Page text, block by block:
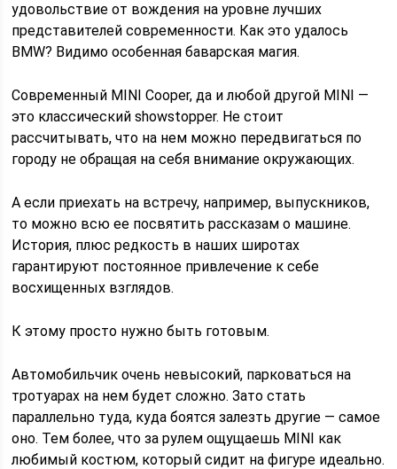
удовольствие от вождения на уровне лучших
представителей современности. Как это удалось
BMW? Видимо особенная баварская магия.
Современный MINI Cooper, да и любой другой MINI —
это классический showstopper. Не стоит
рассчитывать, что на нем можно передвигаться по
городу не обращая на себя внимание окружающих.
А если приехать на встречу, например, выпускников,
то можно всю ее посвятить рассказам о машине.
История, плюс редкость в наших широтах
гарантируют постоянное привлечение к себе
восхищенных взглядов.
К этому просто нужно быть готовым.
Автомобильчик очень невысокий, парковаться на
тротуарах на нем будет сложно. Зато стать
параллельно туда, куда боятся залезть другие — самое
оно. Тем более, что за рулем ощущаешь MINI как
любимый костюм, который сидит на фигуре идеально.